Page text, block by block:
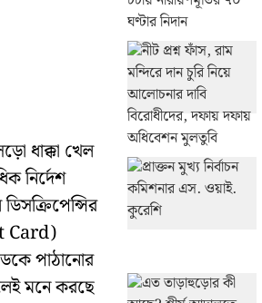
ধাক্কা খেল
নির্দেশ
Card)
পাঠানোর
মনে করছে